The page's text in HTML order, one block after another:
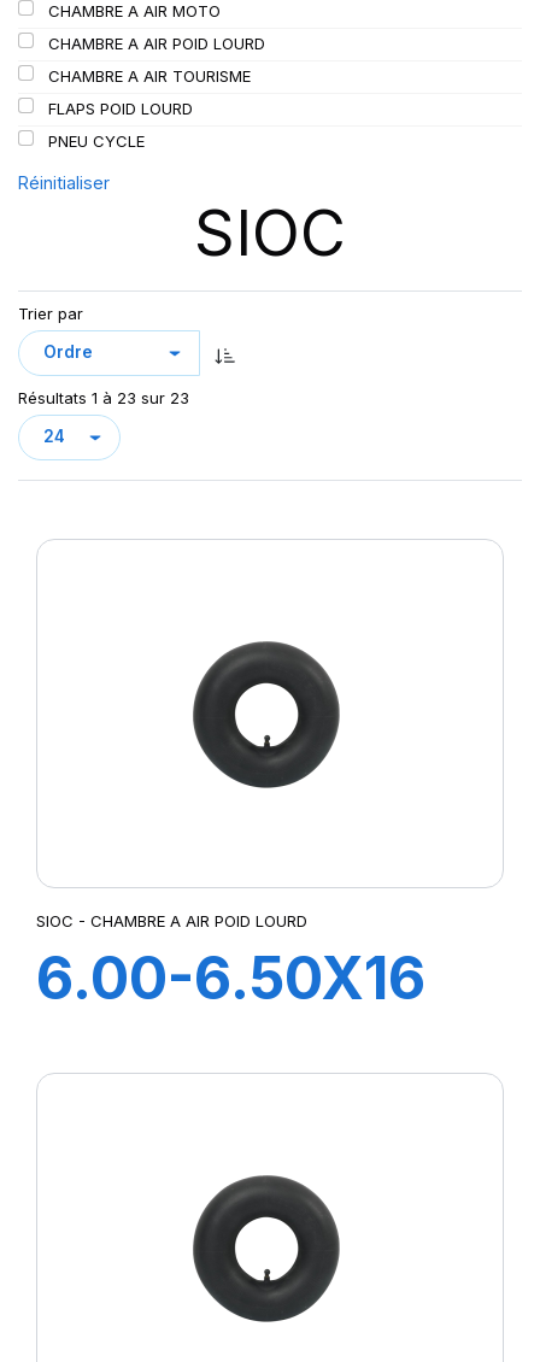
SPEEDWAYS (64)
STICA (3)
TIGAR (24)
CHAMBRE A AIR MOTO
CHAMBRE A AIR POID LOURD
CHAMBRE A AIR TOURISME
FLAPS POID LOURD
PNEU CYCLE
Réinitialiser
SIOC
Trier par
Résultats 1 à 23 sur 23
SIOC - CHAMBRE A AIR POID LOURD
6.00-6.50X16